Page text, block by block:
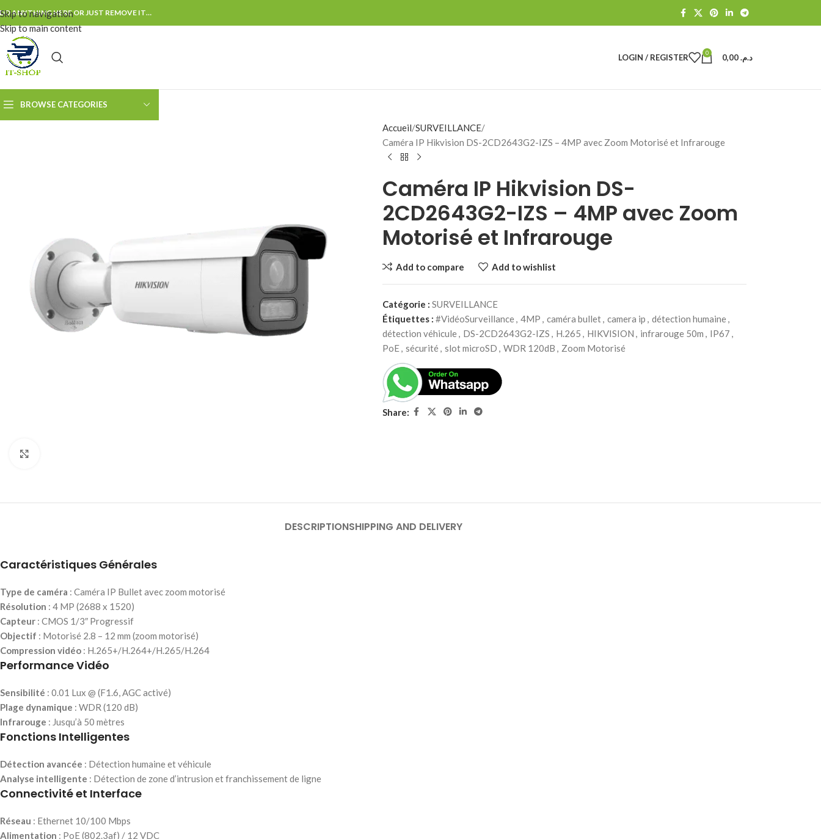
Skip to navigation
Skip to main content
ANYTHING HERE OR JUST REMOVE IT…
LOGIN / REGISTER 0 د.م.
BROWSE CATEGORIES
Accueil SURVEILLANCE
Caméra IP Hikvision DS-2CD2643G2-IZS – 4MP avec Zoom Motorisé et Infrarouge
Caméra IP Hikvision DS-
2CD2643G2-IZS – 4MP avec Zoom
Motorisé et Infrarouge
Add to compare Add to wishlist
Catégorie : SURVEILLANCE
Étiquettes : #VidéoSurveillance, 4MP , caméra bullet, camera ip , détection humaine,
détection véhicule, DS-2CD2643G2-IZS , H.265 , HIKVISION , infrarouge 50m , IP67 ,
PoE, sécurité , slot microSD , WDR 120dB , Zoom Motorisé
Share:
DESCRIPTIONSHIPPING AND DELIVERY
Caractéristiques Générales
Type de caméra : Caméra IP Bullet avec zoom motorisé
Résolution : 4 MP (2688 x 1520)
Capteur : CMOS 1/3″ Progressif
Objectif : Motorisé 2.8 – 12 mm (zoom motorisé)
Compression vidéo : H.265+/H.264+/H.265/H.264
Performance Vidéo
Sensibilité : 0.01 Lux @ (F1.6, AGC activé)
Plage dynamique : WDR (120 dB)
Infrarouge : Jusqu’à 50 mètres
Fonctions Intelligentes
Détection avancée : Détection humaine et véhicule
Analyse intelligente : Détection de zone d’intrusion et franchissement de ligne
Connectivité et Interface
Réseau : Ethernet 10/100 Mbps
Alimentation : PoE (802.3af) / 12 VDC